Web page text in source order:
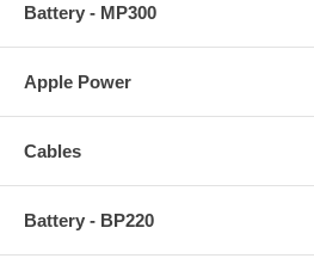
Battery - MP300
Apple Power
Cables
Battery - BP220